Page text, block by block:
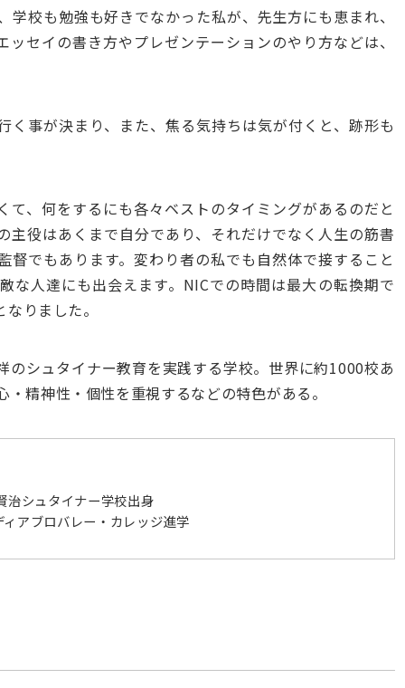
校も勉強も好きでなかった私が、先生方にも恵まれ、
セイの書き方やプレゼンテーションのやり方などは、
く事が決まり、また、焦る気持ちは気が付くと、跡形も
て、何をするにも各々ベストのタイミングがあるのだと
主役はあくまで自分であり、それだけでなく人生の筋書
督でもあります。変わり者の私でも自然体で接すること
な人達にも出会えます。NICでの時間は最大の転換期で
りました。
シュタイナー教育を実践する学校。世界に約1000校あ
精神性・個性を重視するなどの特色がある。
治シュタイナー学校出身
アブロバレー・カレッジ進学